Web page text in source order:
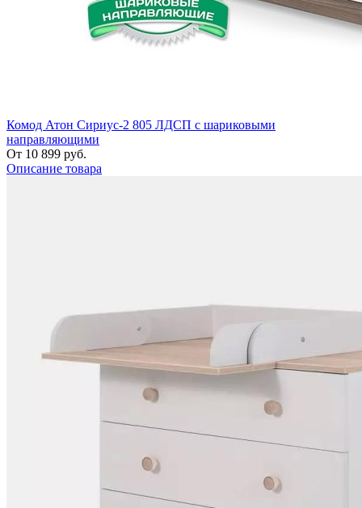
Комод Атон Сириус-2 805 ЛДСП с шариковыми
направляющими
От 10 899 руб.
Описание товара